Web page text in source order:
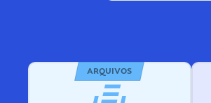
ARQUIVOS